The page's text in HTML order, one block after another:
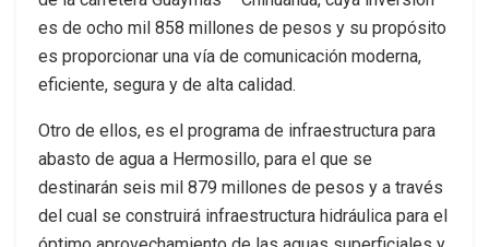
es de ocho mil 858 millones de pesos y su propósito
es proporcionar una vía de comunicación moderna,
eficiente, segura y de alta calidad.
Otro de ellos, es el programa de infraestructura para
abasto de agua a Hermosillo, para el que se
destinarán seis mil 879 millones de pesos y a través
del cual se construirá infraestructura hidráulica para el